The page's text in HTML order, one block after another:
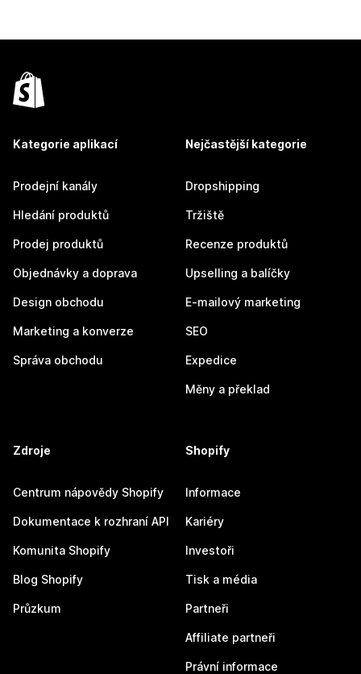
Kategorie aplikací
Prodejní kanály
Hledání produktů
Prodej produktů
Objednávky a doprava
Design obchodu
Marketing a konverze
Správa obchodu
Nejčastější kategorie
Dropshipping
Tržiště
Recenze produktů
Upselling a balíčky
E-mailový marketing
SEO
Expedice
Měny a překlad
Zdroje
Centrum nápovědy Shopify
Dokumentace k rozhraní API
Komunita Shopify
Blog Shopify
Průzkum
Shopify
Informace
Kariéry
Investoři
Tisk a média
Partneři
Affiliate partneři
Právní informace